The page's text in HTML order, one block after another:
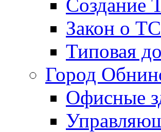
Создание
Закон о
Типовая
Город
Офисные